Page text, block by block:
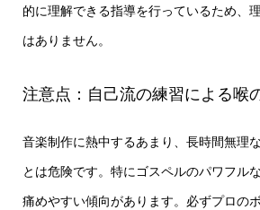
的に理解できる指導を行っているため、
はありません。
注意点：自己流の練習による喉
音楽制作に熱中するあまり、長時間無理
とは危険です。特にゴスペルのパワフル
痛めやすい傾向があります。必ずプロの